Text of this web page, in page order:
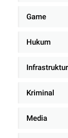
Game
Hukum
Infrastruktur
Kriminal
Media